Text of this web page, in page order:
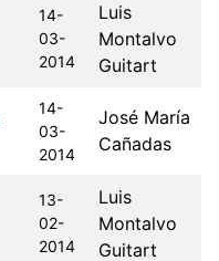
14-
03-
2014
Luis
Montalvo
Guitart
14-
03-
2014
José María
Cañadas
13-
02-
2014
Luis
Montalvo
Guitart